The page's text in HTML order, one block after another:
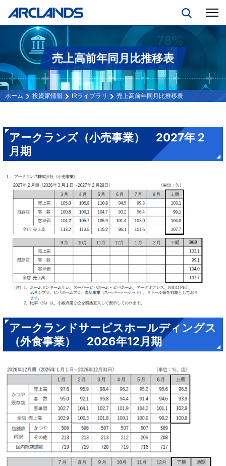
投資家情報 IRライブラリ 売上高前年同月比推移表
売上高前年同月比推移表
アークランズ（小売事業） 2027年２
月期
アークランドサービスホールディングス
（外食事業） 2026年12月期